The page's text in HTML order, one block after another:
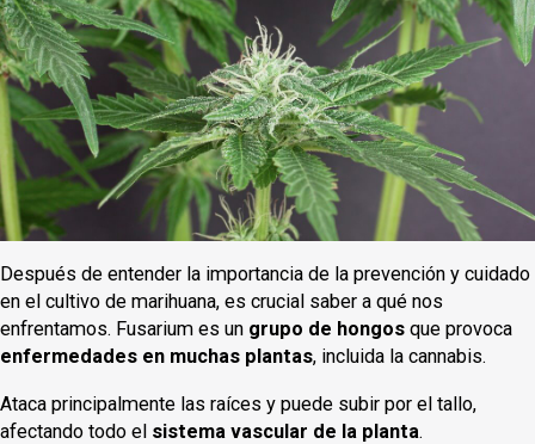
Después de entender la importancia de la prevención y cuidado
en el cultivo de marihuana, es crucial saber a qué nos
enfrentamos. Fusarium es un grupo de hongos que provoca
enfermedades en muchas plantas, incluida la cannabis.
Ataca principalmente las raíces y puede subir por el tallo,
afectando todo el sistema vascular de la planta.